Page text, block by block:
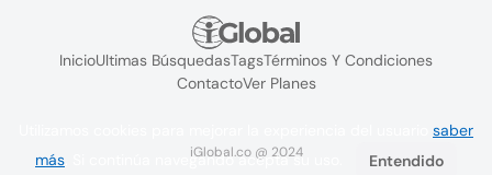
InicioUltimas BúsquedasTagsTérminos Y Condiciones
ContactoVer Planes
iGlobal.co @ 2024
saber
más . Si continúa navegando acepta su uso. Entendido